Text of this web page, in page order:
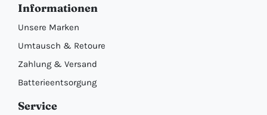
Informationen
Unsere Marken
Umtausch & Retoure
Zahlung & Versand
Batterieentsorgung
Service